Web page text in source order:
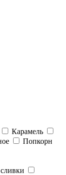
Карамель
Попкорн